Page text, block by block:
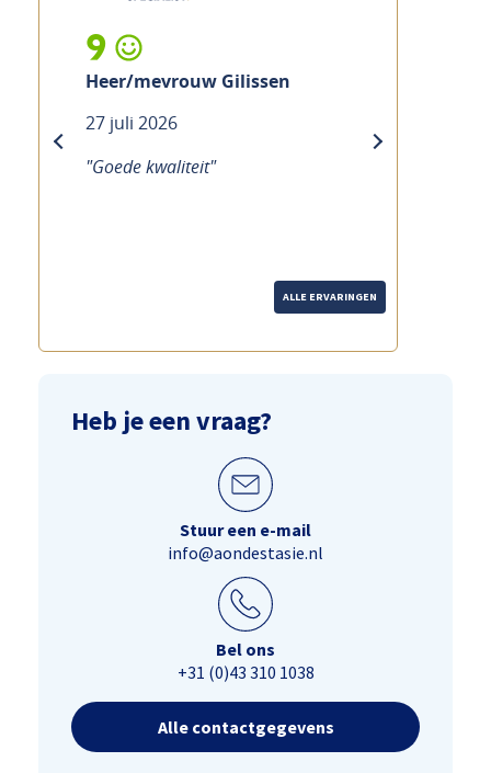
9
Heer/mevrouw Gilissen
27 juli 2026
"Goede kwaliteit"
next
ALLE ERVARINGEN
Heb je een vraag?
Stuur een e-mail
info@aondestasie.nl
Bel ons
+31 (0)43 310 1038
Alle contactgegevens